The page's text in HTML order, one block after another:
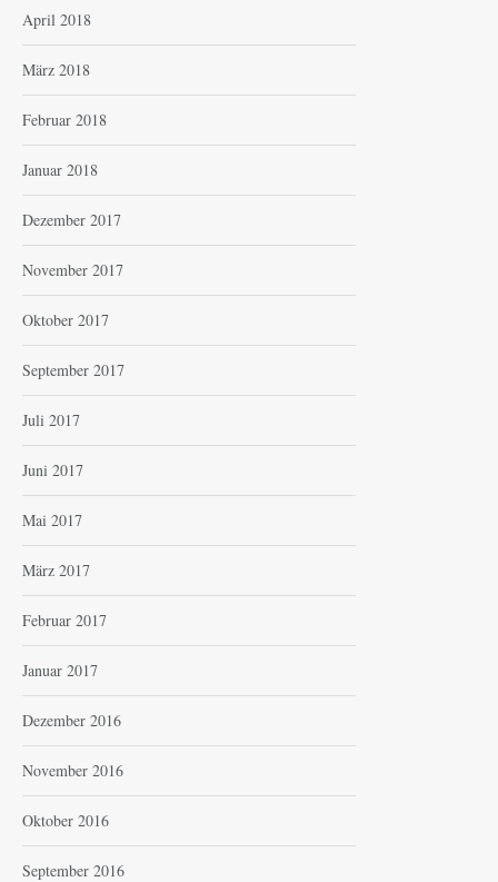
April 2018
März 2018
Februar 2018
Januar 2018
Dezember 2017
November 2017
Oktober 2017
September 2017
Juli 2017
Juni 2017
Mai 2017
März 2017
Februar 2017
Januar 2017
Dezember 2016
November 2016
Oktober 2016
September 2016